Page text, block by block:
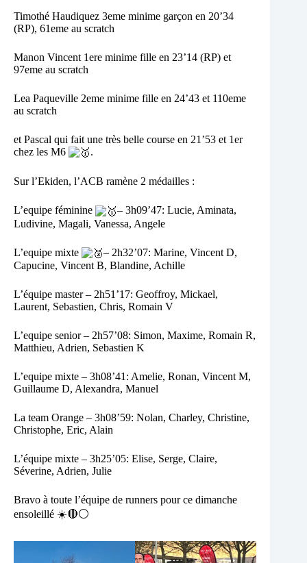
Timothé Haudiquez 3eme minime garçon en 20’34
(RP), 61eme au scratch
Manon Vincent 1ere minime fille en 23’14 (RP) et
97eme au scratch
Lea Paqueville 2eme minime fille en 24’43 et 110eme
au scratch
et Pascal qui fait une très belle course en 21’53 et 1er
chez les M6
.
Sur l’Ekiden, l’ACB ramène 2 médailles :
L’equipe féminine
– 3h09’47: Lucie, Aminata,
Ludivine, Magali, Vanessa, Angele
L’equipe mixte
– 2h32’07: Marine, Vincent D,
Capucine, Vincent B, Blandine, Achille
L’équipe master – 2h51’17: Geoffroy, Mickael,
Laurent, Sebastien, Chris, Romain V
L’equipe senior – 2h57’08: Simon, Maxime, Romain R,
Matthieu, Adrien, Sebastien K
L’equipe mixte – 3h08’41: Amelie, Ronan, Vincent M,
Guillaume D, Alexandra, Manuel
La team Orange – 3h08’59: Nolan, Charley, Christine,
Christophe, Eric, Alain
L’équipe mixte – 3h25’05: Elise, Serge, Claire,
Séverine, Adrien, Julie
Bravo à toute l’équipe de runners pour ce dimanche
ensoleillé ☀️​🔴​⚪​